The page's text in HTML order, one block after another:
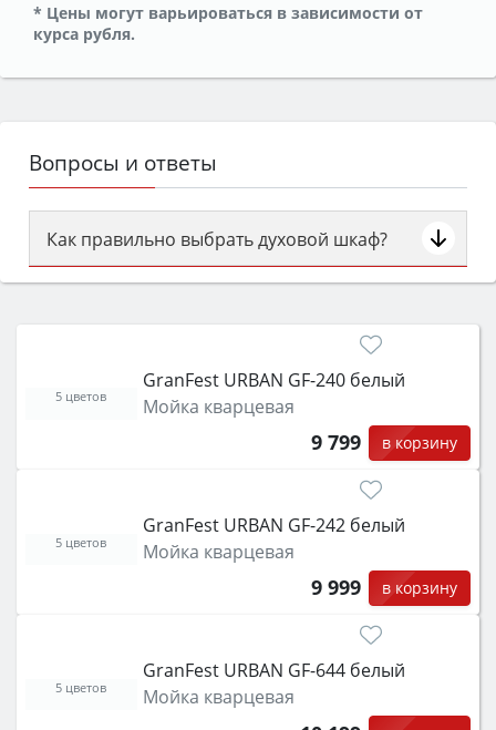
* Цены могут варьироваться в зависимости от
курса рубля.
Вопросы и ответы
Как правильно выбрать духовой шкаф?
Сначала определитесь с типом (газовый или
затем смотрите на объём 50–70 л для семьи,
функции (конвекция, гриль, самоочистка,
защита от детей).
GranFest URBAN GF-240 белый
Мойка кварцевая
9 799 в корзину
5 цветов
GranFest URBAN GF-242 белый
Мойка кварцевая
9 999 в корзину
5 цветов
GranFest URBAN GF-644 белый
Мойка кварцевая
5 цветов